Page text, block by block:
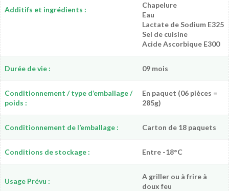
Additifs et ingrédients :
Chapelure
Eau
Lactate de Sodium E325
Sel de cuisine
Acide Ascorbique E300
Durée de vie : 09 mois
Conditionnement / type d’emballage /
poids :
En paquet (06 pièces =
285g)
Conditionnement de l’emballage : Carton de 18 paquets
Conditions de stockage : Entre -18°C
Usage Prévu :
A griller ou à frire à
doux feu